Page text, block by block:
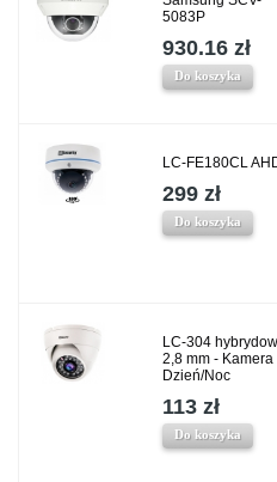
5083P
930.16 zł
Do koszyka
LC-FE180CL
299 zł
Do koszyka
LC-304
2,8 mm - Kamera
Dzień/Noc
113 zł
Do koszyka